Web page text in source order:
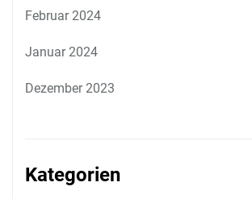
Februar 2024
Januar 2024
Dezember 2023
Kategorien